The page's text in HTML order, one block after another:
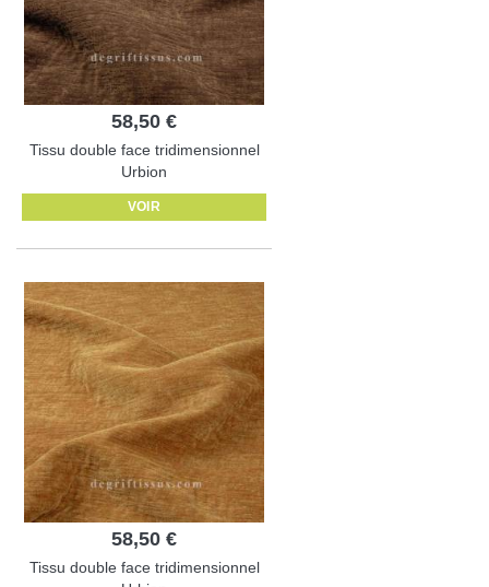
58,50 €
Tissu double face tridimensionnel
Urbion
VOIR
58,50 €
Tissu double face tridimensionnel